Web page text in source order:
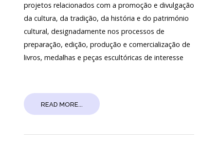
projetos relacionados com a promoção e divulgação
da cultura, da tradição, da história e do património
cultural, designadamente nos processos de
preparação, edição, produção e comercialização de
livros, medalhas e peças escultóricas de interesse
READ MORE...